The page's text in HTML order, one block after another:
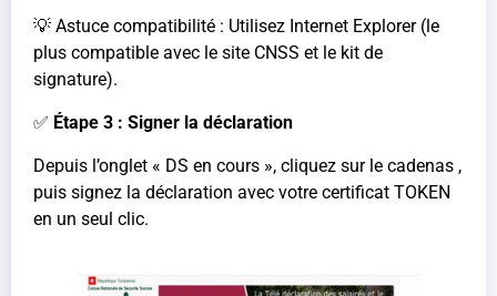
💡 Astuce compatibilité : Utilisez Internet Explorer (le
plus compatible avec le site CNSS et le kit de
signature).
✅ Étape 3 : Signer la déclaration
Depuis l’onglet « DS en cours », cliquez sur le cadenas ,
puis signez la déclaration avec votre certificat TOKEN
en un seul clic.